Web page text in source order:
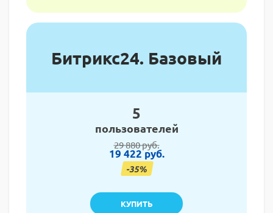
Битрикс24. Базовый
5
пользователей
29 880 руб.
19 422 руб.
-35%
КУПИТЬ